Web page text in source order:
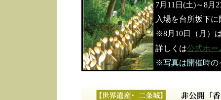
7月11日(土)～8月
入場を台所坂下
※8月10日（月）
詳しくは公式ホー
※写真は開催時の